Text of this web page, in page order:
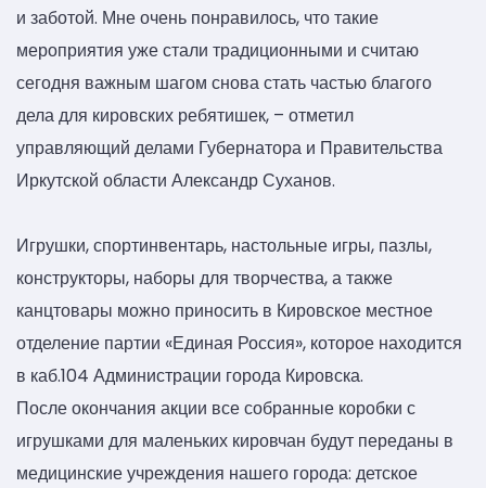
и заботой. Мне очень понравилось, что такие
мероприятия уже стали традиционными и считаю
сегодня важным шагом снова стать частью благого
дела для кировских ребятишек, – отметил
управляющий делами Губернатора и Правительства
Иркутской области Александр Суханов.
Игрушки, спортинвентарь, настольные игры, пазлы,
конструкторы, наборы для творчества, а также
канцтовары можно приносить в Кировское местное
отделение партии «Единая Россия», которое находится
в каб.104 Администрации города Кировска.
После окончания акции все собранные коробки с
игрушками для маленьких кировчан будут переданы в
медицинские учреждения нашего города: детское